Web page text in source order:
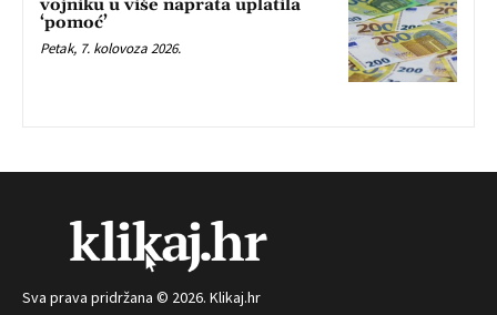
vojniku u više naprata uplatila
‘pomoć’
Petak, 7. kolovoza 2026.
Sva prava pridržana © 2026. Klikaj.hr